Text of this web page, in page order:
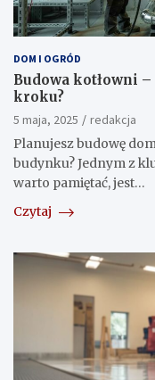
DOM I OGRÓD
Budowa kotłowni
kroku?
5 maja, 2025
redakcja
Planujesz budowę
budynku? Jednym z
warto pamiętać, jest…
Czytaj